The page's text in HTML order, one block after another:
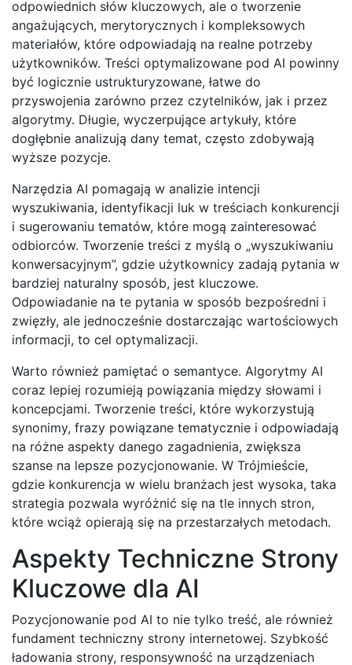
odpowiednich słów kluczowych, ale o tworzenie
angażujących, merytorycznych i kompleksowych
materiałów, które odpowiadają na realne potrzeby
użytkowników. Treści optymalizowane pod AI powinny
być logicznie ustrukturyzowane, łatwe do
przyswojenia zarówno przez czytelników, jak i przez
algorytmy. Długie, wyczerpujące artykuły, które
dogłębnie analizują dany temat, często zdobywają
wyższe pozycje.
Narzędzia AI pomagają w analizie intencji
wyszukiwania, identyfikacji luk w treściach konkurencji
i sugerowaniu tematów, które mogą zainteresować
odbiorców. Tworzenie treści z myślą o „wyszukiwaniu
konwersacyjnym”, gdzie użytkownicy zadają pytania w
bardziej naturalny sposób, jest kluczowe.
Odpowiadanie na te pytania w sposób bezpośredni i
zwięzły, ale jednocześnie dostarczając wartościowych
informacji, to cel optymalizacji.
Warto również pamiętać o semantyce. Algorytmy AI
coraz lepiej rozumieją powiązania między słowami i
koncepcjami. Tworzenie treści, które wykorzystują
synonimy, frazy powiązane tematycznie i odpowiadają
na różne aspekty danego zagadnienia, zwiększa
szanse na lepsze pozycjonowanie. W Trójmieście,
gdzie konkurencja w wielu branżach jest wysoka, taka
strategia pozwala wyróżnić się na tle innych stron,
które wciąż opierają się na przestarzałych metodach.
Aspekty Techniczne Strony
Kluczowe dla AI
Pozycjonowanie pod AI to nie tylko treść, ale również
fundament techniczny strony internetowej. Szybkość
ładowania strony, responsywność na urządzeniach